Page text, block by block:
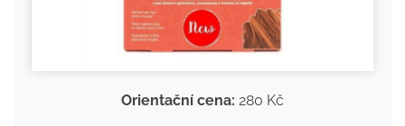
Orientační cena: 280 Kč